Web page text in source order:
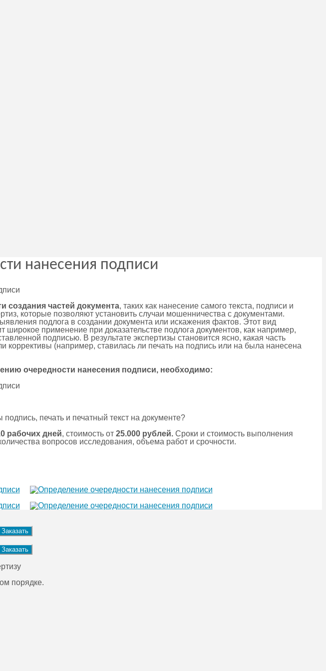
нанесения подписи
создания частей документа, таких как нанесение самого текста, подписи и
которые позволяют установить случаи мошенничества с документами.
подлога в создании документа или искажения фактов. Этот вид
широкое применение при доказательстве подлога документов, как например,
подписью. В результате экспертизы становится ясно, какая часть
коррективы (например, ставилась ли печать на подпись или на была нанесена
очередности нанесения подписи, необходимо:
печать и печатный текст на документе?
рабочих дней, стоимость от 25.000 рублей.Сроки и стоимость выполнения
вопросов исследования, объема работ и срочности.
порядке.